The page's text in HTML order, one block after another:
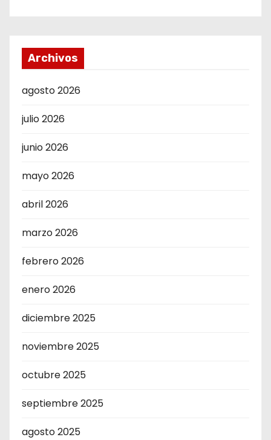
Archivos
agosto 2026
julio 2026
junio 2026
mayo 2026
abril 2026
marzo 2026
febrero 2026
enero 2026
diciembre 2025
noviembre 2025
octubre 2025
septiembre 2025
agosto 2025